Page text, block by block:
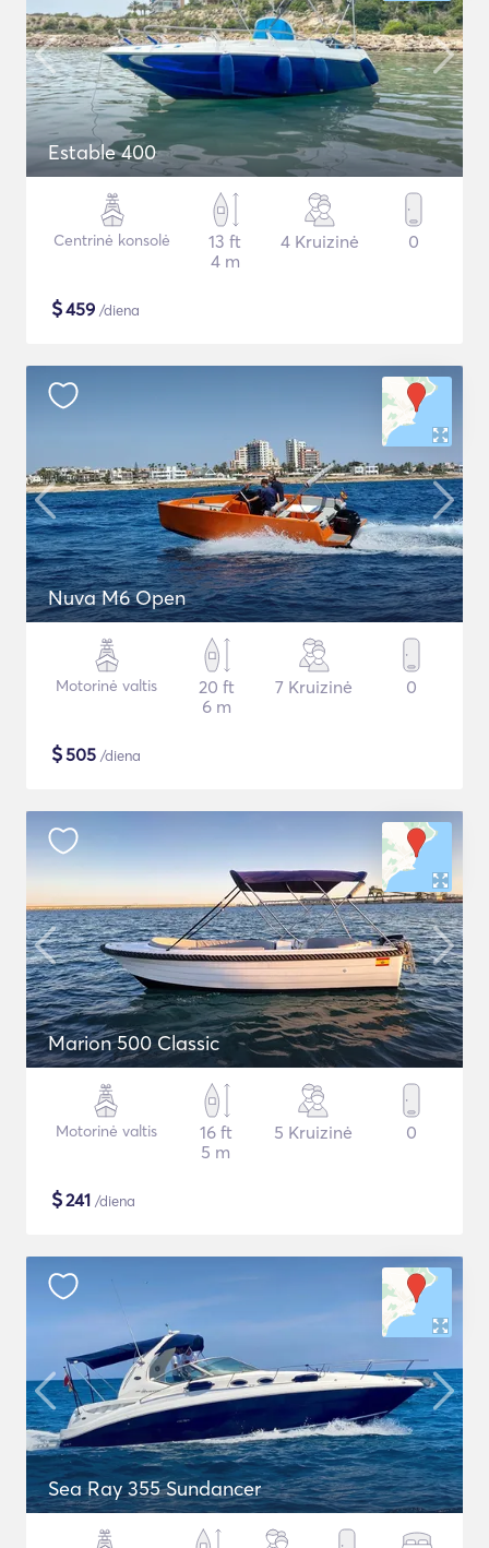
Estable 400
Centrinė konsolė
13 ft
4 m
4 Kruizinė 0
$459 /diena
Nuva M6 Open
Motorinė valtis
20 ft
6 m
7 Kruizinė 0
$505 /diena
Marion 500 Classic
Motorinė valtis
16 ft
5 m
5 Kruizinė 0
$241 /diena
Sea Ray 355 Sundancer